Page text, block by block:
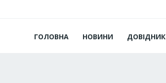
ГОЛОВНА НОВИНИ ДОВІДНИК